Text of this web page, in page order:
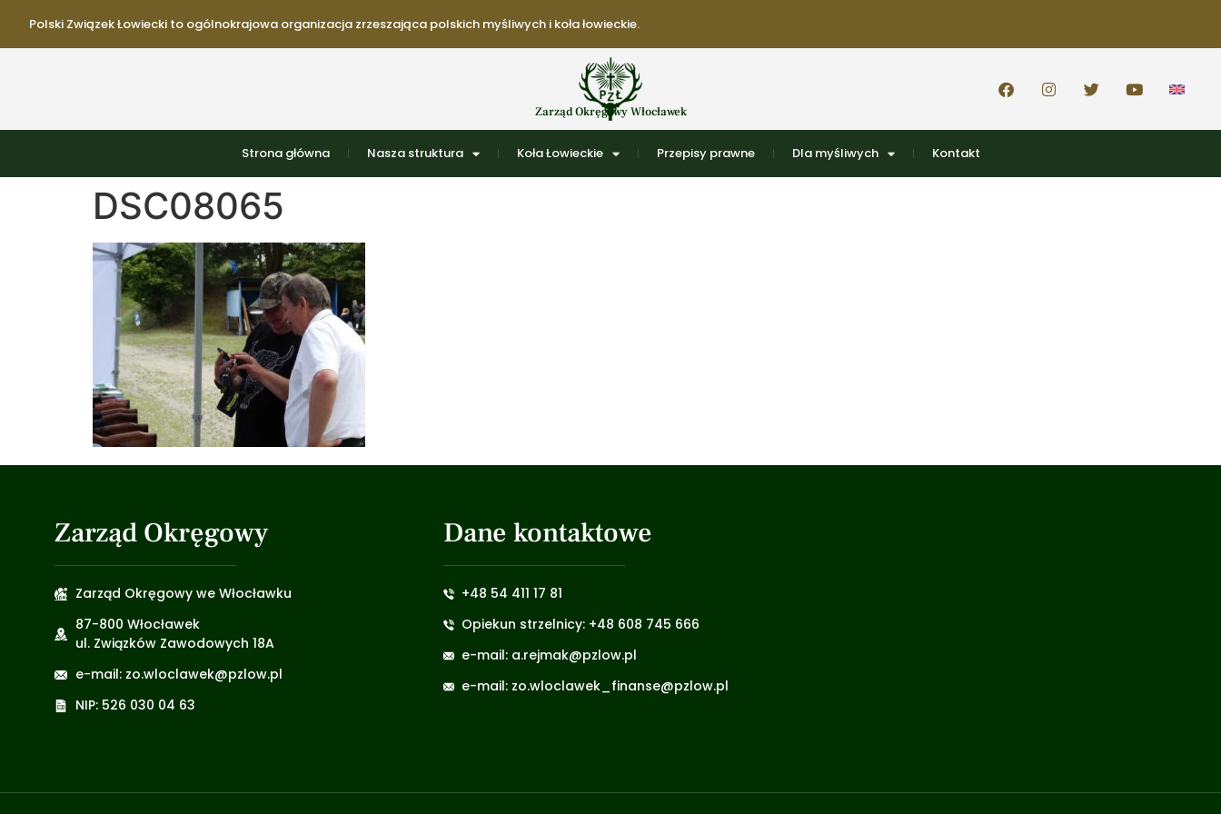
Polski Związek Łowiecki to ogólnokrajowa organizacja zrzeszająca polskich myśliwych i koła łowieckie.
Zarząd Okręgowy Włocławek
Strona główna Nasza struktura Koła Łowieckie Przepisy prawne Dla myśliwych Kontakt
DSC08065
Zarząd Okręgowy
Zarząd Okręgowy we Włocławku
87-800 Włocławek
ul. Związków Zawodowych 18A
e-mail: zo.wloclawek@pzlow.pl
NIP: 526 030 04 63
Dane kontaktowe
+48 54 411 17 81
Opiekun strzelnicy: +48 608 745 666
e-mail: a.rejmak@pzlow.pl
e-mail: zo.wloclawek_finanse@pzlow.pl